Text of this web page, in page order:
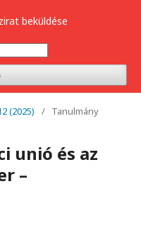
beküldése
(2025) / Tanulmány
unió és az
–